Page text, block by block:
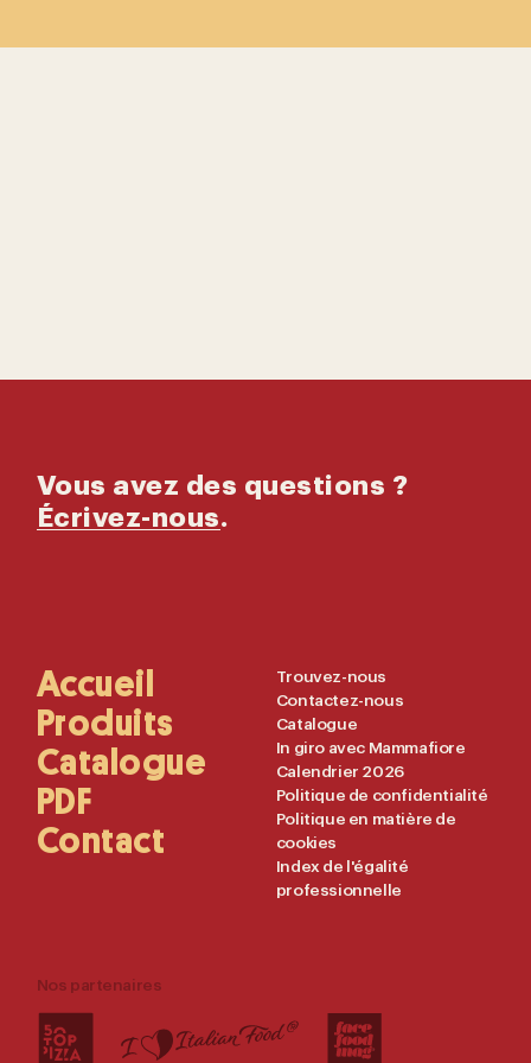
Vous avez des questions ?
Écrivez-nous.
Main
Navigation
Accueil
Produits
Catalogue
PDF
Contact
Useful
Links
Trouvez-nous
Contactez-nous
Catalogue
In giro avec Mammafiore
Calendrier 2026
Politique de confidentialité
Politique en matière de
cookies
Index de l'égalité
professionnelle
Nos partenaires